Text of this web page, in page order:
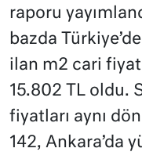
raporu
bazda
ilan m2 cari
15.802 TL oldu.
fiyatları aynı
142, Ankara’da